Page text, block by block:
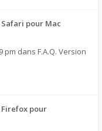
pour Mac
pm dans F.A.Q. Version
pour